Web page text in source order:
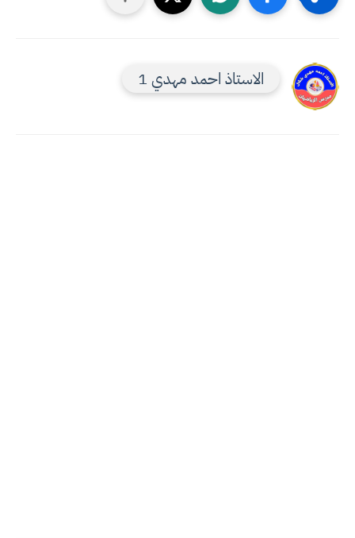
الاستاذ احمد مهدي 1